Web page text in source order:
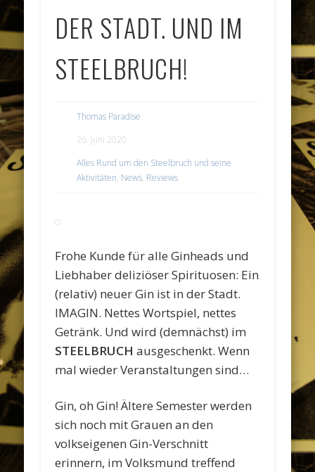
DER STADT. UND IM
STEELBRUCH!
Thomas Paradise
26. Juni 2020
Alles Rund um den Steelbruch und seine
Aktivitäten, News, Reviews
Frohe Kunde für alle Ginheads und
Liebhaber deliziöser Spirituosen: Ein
(relativ) neuer Gin ist in der Stadt.
IMAGIN. Nettes Wortspiel, nettes
Getränk. Und wird (demnächst) im
STEELBRUCH ausgeschenkt. Wenn
mal wieder Veranstaltungen sind…
Gin, oh Gin! Ältere Semester werden
sich noch mit Grauen an den
volkseigenen Gin-Verschnitt
erinnern, im Volksmund treffend